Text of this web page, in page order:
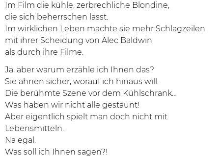
Im Film die kühle, zerbrechliche Blondine,
die sich beherrschen lässt.
Im wirklichen Leben machte sie mehr Schlagzeilen
mit ihrer Scheidung von Alec Baldwin
als durch ihre Filme.
Ja, aber warum erzähle ich Ihnen das?
Sie ahnen sicher, worauf ich hinaus will.
Die berühmte Szene vor dem Kühlschrank…
Was haben wir nicht alle gestaunt!
Aber eigentlich spielt man doch nicht mit
Lebensmitteln.
Na egal.
Was soll ich Ihnen sagen?!